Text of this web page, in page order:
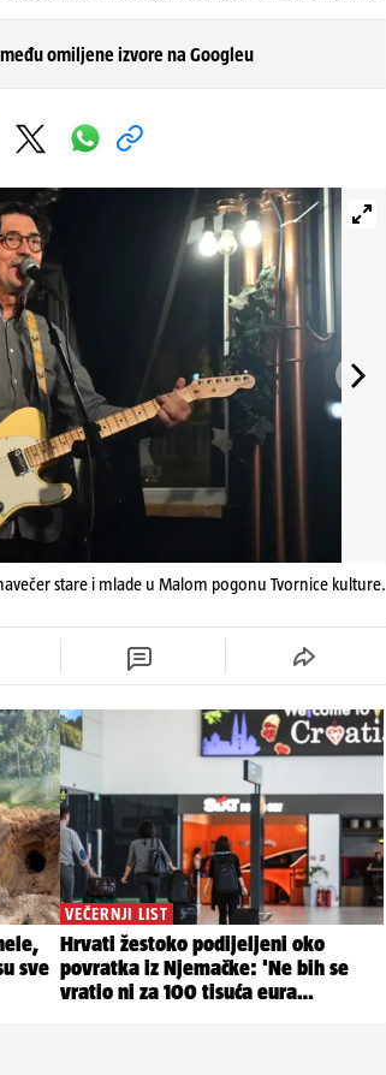
omiljene izvore na Googleu
stare i mlade u Malom pogonu Tvornice kulture.